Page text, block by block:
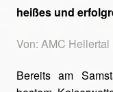
heißes und
Von: AMC Hellertal
Bereits am